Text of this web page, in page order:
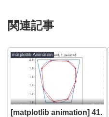
関連記事
matplotlib Animation
[matplotlib animation] 41.